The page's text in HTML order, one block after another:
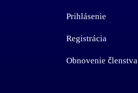
Prihlásenie
Registrácia
Obnovenie členstva